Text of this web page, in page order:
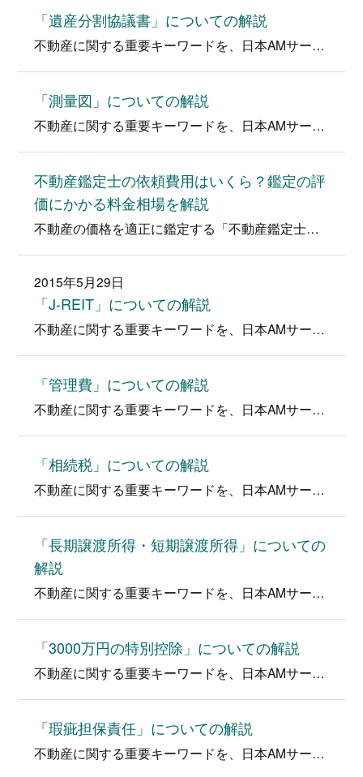
「遺産分割協議書」についての解説
不動産に関する重要キーワードを、日本AMサービス堂下代表が分かりやすく解説！ キーワード「遺産分割協議書」とは・・・ 遺産分割協議の…
「測量図」についての解説
不動産に関する重要キーワードを、日本AMサービス堂下代表が分かりやすく解説！ キーワード「測量図」とは・・・ 測量図は確定測量図と現…
不動産鑑定士の依頼費用はいくら？鑑定の評
価にかかる料金相場を解説
不動産の価格を適正に鑑定する「不動産鑑定士」は、取得が非常に難しい資格です。 不動産鑑定士に鑑定を依頼する際に費用はいくらくらい必要…
2015年5月29日
「J-REIT」についての解説
不動産に関する重要キーワードを、日本AMサービス堂下代表が分かりやすく解説！ キーワード「J-REIT」とは・・・ Japan Re…
「管理費」についての解説
不動産に関する重要キーワードを、日本AMサービス堂下代表が分かりやすく解説！ キーワード「管理費」とは・・・ 管理費はマンションを運…
「相続税」についての解説
不動産に関する重要キーワードを、日本AMサービス堂下代表が分かりやすく解説！ キーワード「相続税」とは 相続税は亡くなった方の保有す…
「長期譲渡所得・短期譲渡所得」についての
解説
不動産に関する重要キーワードを、日本AMサービス堂下代表が分かりやすく解説！ キーワード「長期譲渡所得・短期譲渡所得」とは・・・ 不…
「3000万円の特別控除」についての解説
不動産に関する重要キーワードを、日本AMサービス堂下代表が分かりやすく解説！ キーワード「3,000万円の特別控除」とは・・・ マイ…
「瑕疵担保責任」についての解説
不動産に関する重要キーワードを、日本AMサービス堂下代表が分かりやすく解説！ キーワード「瑕疵担保責任」とは・・・ 不動産取引の対象…